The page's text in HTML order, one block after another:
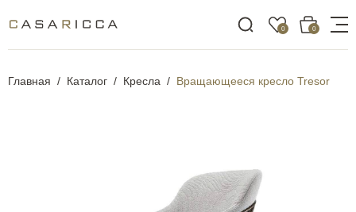
0 0
Главная Каталог Кресла Вращающееся кресло Tresor